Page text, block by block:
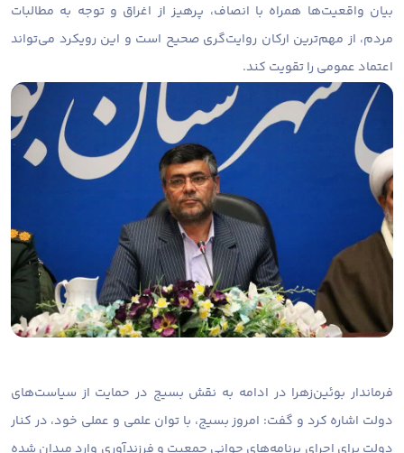
بیان واقعیت‌ها همراه با انصاف، پرهیز از اغراق و توجه به مطالبات
مردم، از مهم‌ترین ارکان روایت‌گری صحیح است و این رویکرد می‌تواند
اعتماد عمومی را تقویت کند.
فرماندار بوئین‌زهرا در ادامه به نقش بسیج در حمایت از سیاست‌های
دولت اشاره کرد و گفت: امروز بسیج، با توان علمی و عملی خود، در کنار
دولت برای اجرای برنامه‌های جوانی جمعیت و فرزندآوری وارد میدان شده